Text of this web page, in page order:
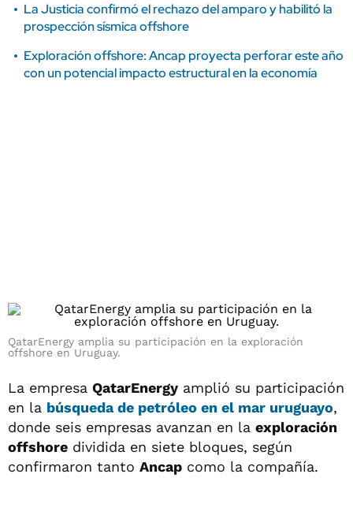
La Justicia confirmó el rechazo del amparo y habilitó la
prospección sísmica offshore
Exploración offshore: Ancap proyecta perforar este año
con un potencial impacto estructural en la economía
QatarEnergy amplia su participación en la exploración
offshore en Uruguay.
La empresa QatarEnergy amplió su participación
en la búsqueda de petróleo en el mar uruguayo,
donde seis empresas avanzan en la exploración
offshore dividida en siete bloques, según
confirmaron tanto Ancap como la compañía.